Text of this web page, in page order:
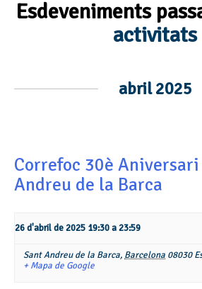
Esdeveniments
activitats
de
abril 2025
Correfoc 30è Aniversari
Andreu de la Barca
26 d'abril de 2025 19:30a23:59
Sant Andreu de la Barca, Barcelona 08030
+ Mapa de Google